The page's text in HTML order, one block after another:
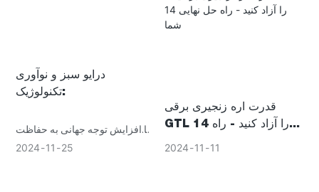
درایو سبز و نوآوری
تکنولوژیک:
با افزایش توجه جهانی به حفاظت
از محیط زیست، صنعت ابزارهای
2024 11 25
قدرت اره زنجیری برقی
GTL 14 را آزاد کنید - راه
حل نهایی شما
2024 11 11